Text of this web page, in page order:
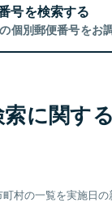
号を検索する
個別郵便番号をお
に関す
村の一覧を実施日